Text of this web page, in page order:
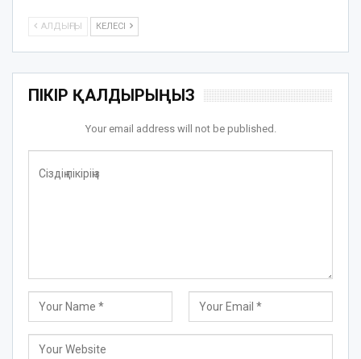
АЛДЫҢҒЫ КЕЛЕСІ
ПІКІР ҚАЛДЫРЫҢЫЗ
Your email address will not be published.